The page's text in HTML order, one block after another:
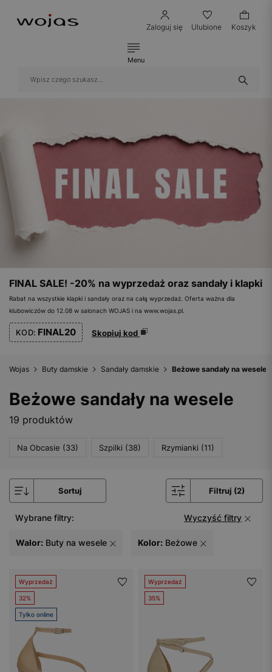
Zaloguj się Ulubione Koszyk
Menu
FINAL SALE! -20% na wyprzedaż oraz sandały i klapki
Rabat na wszystkie klapki i sandały oraz na całą wyprzedaż. Oferta ważna dla
klubowiczów do 12.08 w salonach WOJAS i na www.wojas.pl.
KOD: FINAL20 Skopiuj kod
Wojas Buty damskie Sandały damskie Beżowe sandały na wesele
Beżowe sandały na wesele
19 produktów
Na Obcasie (33) Szpilki (38) Rzymianki (11)
Sortuj Filtruj (2)
Wybrane filtry: Wyczyść filtry
Walor: Buty na wesele Kolor: Beżowe
Wyprzedaż
32%
Tylko online
Wyprzedaż
35%